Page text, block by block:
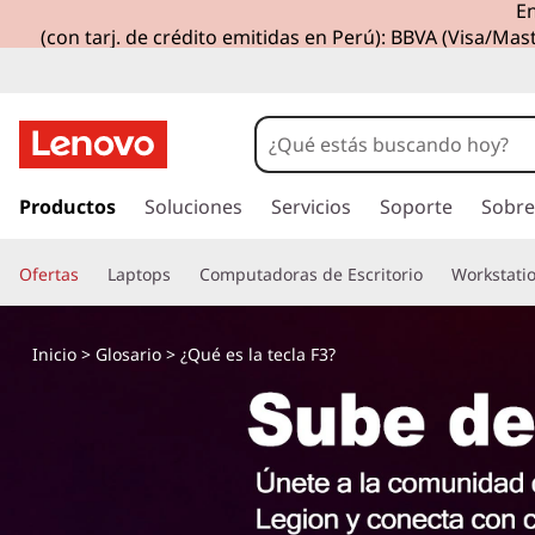
(con tarj. de crédito emitidas en Perú): BBVA (Visa/
r
c
o
Productos Soluciones Servicios Soporte
Ofertas Laptops Computadoras de Escritorio
Inicio> Glosario> ¿Qué es la tecla F3?